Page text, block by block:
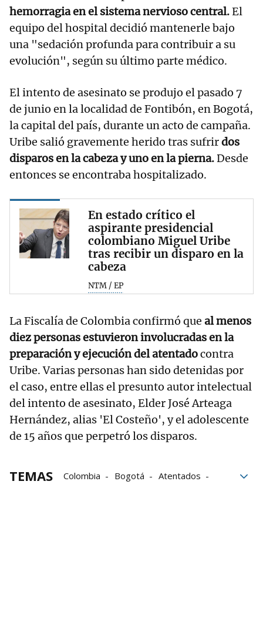
hemorragia en el sistema nervioso central.El
equipo del hospital decidió mantenerle bajo
una "sedación profunda para contribuir a su
evolución", según su último parte médico.
El intento de asesinato se produjo el pasado 7
de junio en la localidad de Fontibón, en Bogotá,
la capital del país, durante un acto de campaña.
Uribe salió gravemente herido tras sufrirdos
disparos en la cabeza y uno en la pierna.Desde
entonces se encontraba hospitalizado.
En estado crítico el
aspirante presidencial
colombiano Miguel Uribe
tras recibir un disparo en la
cabeza
NTM / EP
La Fiscalía de Colombia confirmó que al menos
diez personas estuvieron involucradas en la
preparación y ejecución del atentadocontra
Uribe. Varias personas han sido detenidas por
el caso, entre ellas el presunto autor intelectual
del intento de asesinato, Elder José Arteaga
Hernández, alias 'El Costeño', y el adolescente
de 15 años que perpetró los disparos.
TEMAS Colombia Bogotá
Atentados